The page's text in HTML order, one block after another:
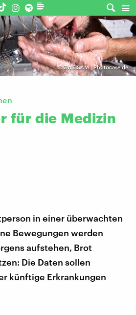
©ZWEISAM | Photocase.de
für die Medizin
in einer überwachten
Bewegungen werden
aufstehen, Brot
Die Daten sollen
künftige Erkrankungen